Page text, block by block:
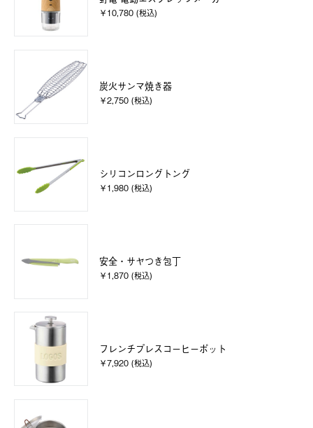
￥10,780 (税込)
炭火サンマ焼き器
￥2,750 (税込)
シリコンロングトング
￥1,980 (税込)
安全・サヤつき包丁
￥1,870 (税込)
フレンチプレスコーヒーポット
￥7,920 (税込)